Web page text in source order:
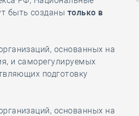
быть созданы только в
основанных на
и саморегулируемых
подготовку
основанных на